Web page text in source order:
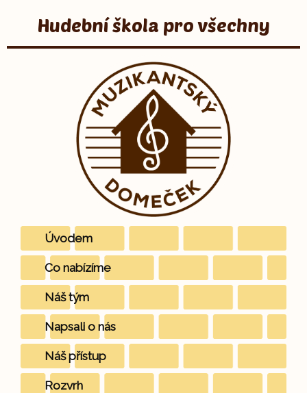
Hudební škola pro všechny
Úvodem
Co nabízíme
Náš tým
Napsali o nás
Náš přístup
Rozvrh